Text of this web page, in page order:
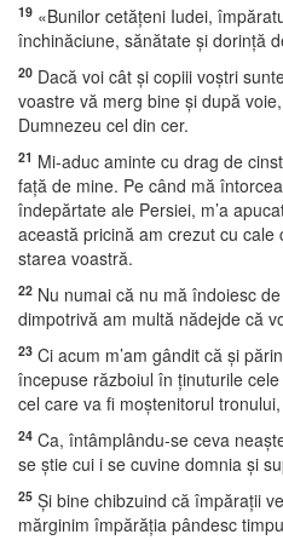
19 «Bunilor cetăţeni Iudei,
închinăciune, sănătate şi dorinţă
20 Dacă voi cât şi copiii voştri
voastre vă merg bine şi după
Dumnezeu cel din cer.
21 Mi-aduc aminte cu drag de
faţă de mine. Pe când mă
îndepărtate ale Persiei, m’a
această pricină am crezut cu
starea voastră.
22 Nu numai că nu mă îndoiesc
dimpotrivă am multă nădejde că
23 Ci acum m’am gândit că şi
începuse războiul în ţinuturile
cel care va fi moştenitorul tronului,
24 Ca, întâmplându-se ceva
se ştie cui i se cuvine domnia şi
25 Şi bine chibzuind că împăraţii
mărginim împărăţia pândesc